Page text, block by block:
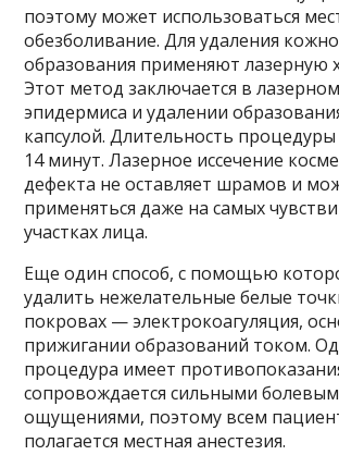
поэтому может использоваться
обезболивание. Для удаления
образования применяют лазерную
Этот метод заключается в
эпидермиса и удалении
капсулой. Длительность
14 минут. Лазерное иссечение
дефекта не оставляет шрамов и
применяться даже на самых
участках лица.
Еще один способ, с помощью
удалить нежелательные белые
покровах — электрокоагуляция,
прижигании образований током.
процедура имеет
сопровождается сильными
ощущениями, поэтому всем
полагается местная анестезия.